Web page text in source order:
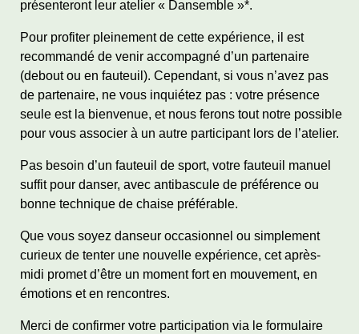
présenteront leur atelier « Dansemble »*.
Pour profiter pleinement de cette expérience, il est
recommandé de venir accompagné d’un partenaire
(debout ou en fauteuil). Cependant, si vous n’avez pas
de partenaire, ne vous inquiétez pas : votre présence
seule est la bienvenue, et nous ferons tout notre possible
pour vous associer à un autre participant lors de l’atelier.
Pas besoin d’un fauteuil de sport, votre fauteuil manuel
suffit pour danser, avec antibascule de préférence ou
bonne technique de chaise préférable.
Que vous soyez danseur occasionnel ou simplement
curieux de tenter une nouvelle expérience, cet après-
midi promet d’être un moment fort en mouvement, en
émotions et en rencontres.
Merci de confirmer votre participation via le formulaire